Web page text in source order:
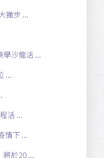
撇步 ...
學沙龍活 ...
...
活 ...
情下 ...
將於20 ...